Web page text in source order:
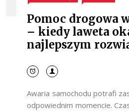
Pomoc drogowa
– kiedy laweta
najlepszym
Awaria samochodu potrafi
odpowiednim momencie.